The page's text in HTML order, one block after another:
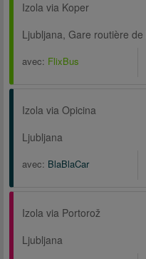
Izola via Koper
avec: FlixBus
Izola via Opicina
Ljubljana
avec: BlaBlaCar
Izola via Portorož
Ljubljana